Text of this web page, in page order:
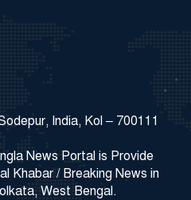
India, Kol – 700111
News Portal is Provide
Khabar / Breaking News in
West Bengal.